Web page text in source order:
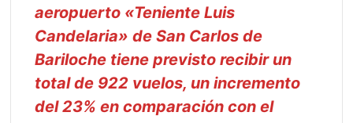
aeropuerto «Teniente Luis
Candelaria» de San Carlos de
Bariloche tiene previsto recibir un
total de 922 vuelos, un incremento
del 23% en comparación con el